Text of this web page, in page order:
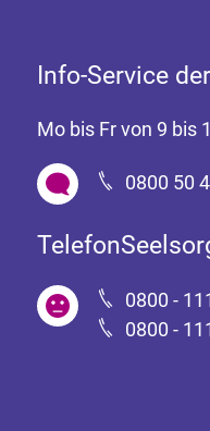
Info-Service
Mo bis Fr von 9 bis
0800 50
0800 -
0800 -